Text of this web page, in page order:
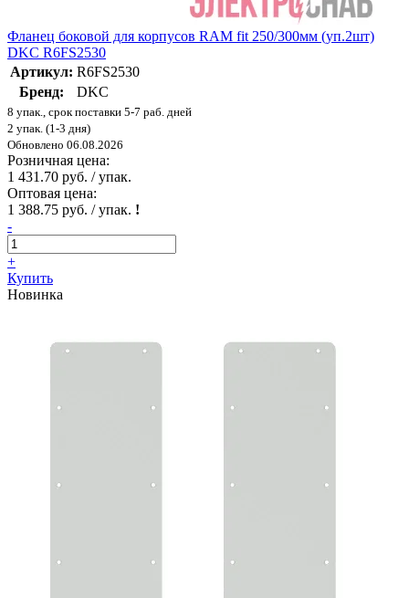
Фланец боковой для корпусов RAM fit 250/300мм (уп.2шт)
DKC R6FS2530
Артикул: R6FS2530
Бренд:
DKC
8 упак., срок поставки 5-7 раб. дней
2 упак. (1-3 дня)
Обновлено 06.08.2026
Розничная цена:
1 431.70 руб. / упак.
Оптовая цена:
1 388.75 руб. / упак. !
-
+
Купить
Новинка